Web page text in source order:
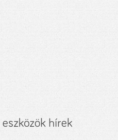
hírek